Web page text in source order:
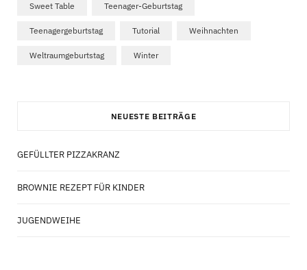
Sweet Table Teenager-Geburtstag
Teenagergeburtstag Tutorial Weihnachten
Weltraumgeburtstag Winter
NEUESTE BEITRÄGE
GEFÜLLTER PIZZAKRANZ
BROWNIE REZEPT FÜR KINDER
JUGENDWEIHE